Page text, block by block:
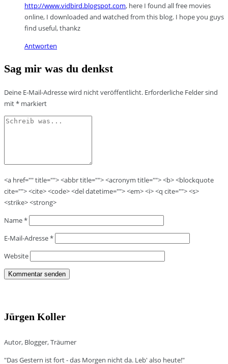
http://www.vidbird.blogspot.com, here I found all free movies
online, I downloaded and watched from this blog. I hope you guys
find useful, thankz
Antworten
Sag mir was du denkst
Deine E-Mail-Adresse wird nicht veröffentlicht. Erforderliche Felder sind
mit* markiert
<a href="" title=""> <abbr title=""> <acronym title=""> <b> <blockquote
cite=""> <cite> <code> <del datetime=""> <em> <i> <q cite=""> <s>
<strike> <strong>
Name*
E-Mail-Adresse*
Website
Jürgen Koller
Autor, Blogger, Träumer
"Das Gestern ist fort - das Morgen nicht da. Leb' also heute!"